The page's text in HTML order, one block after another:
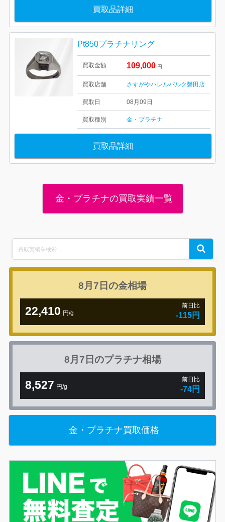
買取品詳細
Pt850プラチナリング
買取金額 109,000 円
買取店舗 さすがやハレルパルク磐田店
買取日 08月09日
買取種別 金・プラチナ
買取品詳細
金・プラチナの買取実績一覧
for:
Search
8月7日の金相場
22,410 円/g
前日比
-115円
8月7日のプラチナ相場
8,527 円/g
前日比
-74円
金・プラチナ買取価格